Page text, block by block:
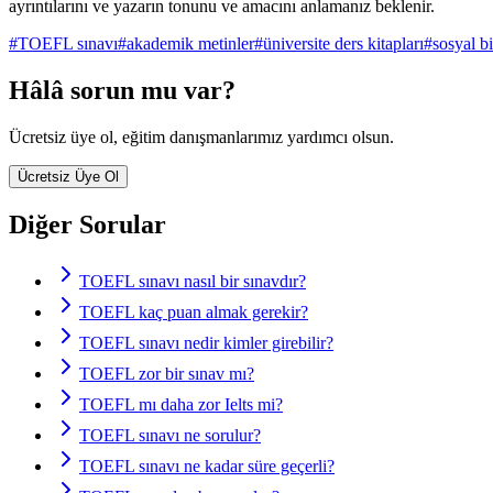
ayrıntılarını ve yazarın tonunu ve amacını anlamanız beklenir.
#TOEFL sınavı#akademik metinler#üniversite ders kitapları#sosyal
Hâlâ sorun mu var?
Ücretsiz üye ol, eğitim danışmanlarımız yardımcı olsun.
Ücretsiz Üye Ol
Diğer Sorular
TOEFL sınavı nasıl bir sınavdır?
TOEFL kaç puan almak gerekir?
TOEFL sınavı nedir kimler girebilir?
TOEFL zor bir sınav mı?
TOEFL mı daha zor Ielts mi?
TOEFL sınavı ne sorulur?
TOEFL sınavı ne kadar süre geçerli?